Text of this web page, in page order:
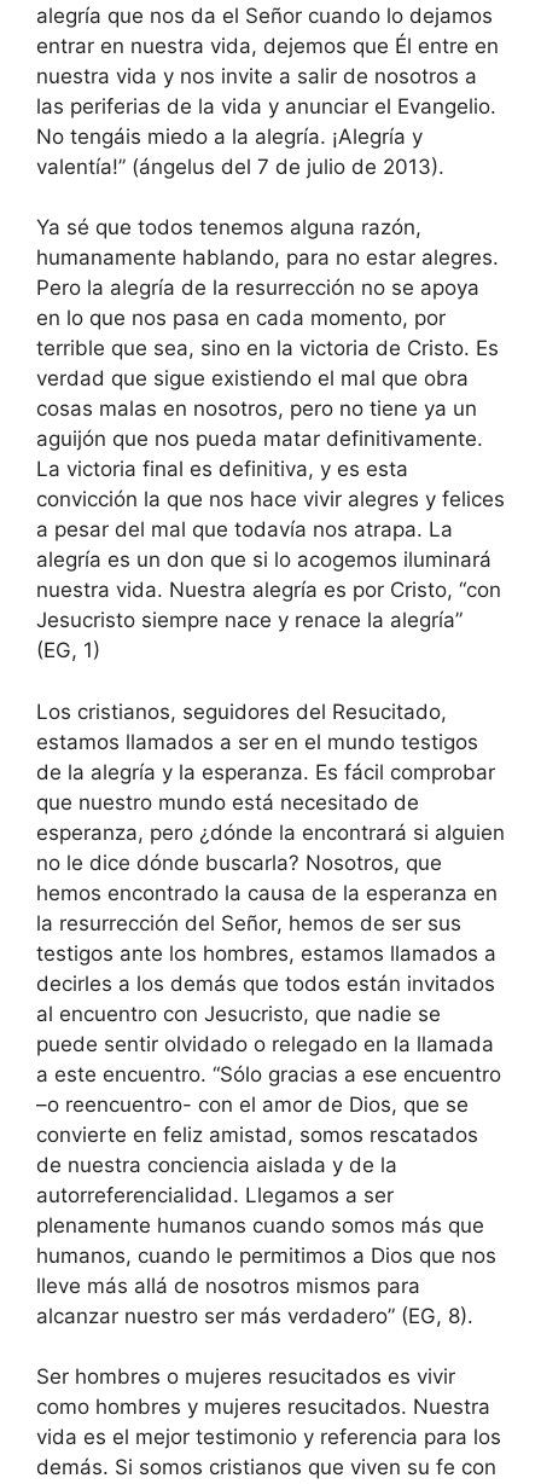
alegría que nos da el Señor cuando lo dejamos
entrar en nuestra vida, dejemos que Él entre en
nuestra vida y nos invite a salir de nosotros a
las periferias de la vida y anunciar el Evangelio.
No tengáis miedo a la alegría. ¡Alegría y
valentía!” (ángelus del 7 de julio de 2013).
Ya sé que todos tenemos alguna razón,
humanamente hablando, para no estar alegres.
Pero la alegría de la resurrección no se apoya
en lo que nos pasa en cada momento, por
terrible que sea, sino en la victoria de Cristo. Es
verdad que sigue existiendo el mal que obra
cosas malas en nosotros, pero no tiene ya un
aguijón que nos pueda matar definitivamente.
La victoria final es definitiva, y es esta
convicción la que nos hace vivir alegres y felices
a pesar del mal que todavía nos atrapa. La
alegría es un don que si lo acogemos iluminará
nuestra vida. Nuestra alegría es por Cristo, “con
Jesucristo siempre nace y renace la alegría”
(EG, 1)
Los cristianos, seguidores del Resucitado,
estamos llamados a ser en el mundo testigos
de la alegría y la esperanza. Es fácil comprobar
que nuestro mundo está necesitado de
esperanza, pero ¿dónde la encontrará si alguien
no le dice dónde buscarla? Nosotros, que
hemos encontrado la causa de la esperanza en
la resurrección del Señor, hemos de ser sus
testigos ante los hombres, estamos llamados a
decirles a los demás que todos están invitados
al encuentro con Jesucristo, que nadie se
puede sentir olvidado o relegado en la llamada
a este encuentro. “Sólo gracias a ese encuentro
–o reencuentro- con el amor de Dios, que se
convierte en feliz amistad, somos rescatados
de nuestra conciencia aislada y de la
autorreferencialidad. Llegamos a ser
plenamente humanos cuando somos más que
humanos, cuando le permitimos a Dios que nos
lleve más allá de nosotros mismos para
alcanzar nuestro ser más verdadero” (EG, 8).
Ser hombres o mujeres resucitados es vivir
como hombres y mujeres resucitados. Nuestra
vida es el mejor testimonio y referencia para los
demás. Si somos cristianos que viven su fe con